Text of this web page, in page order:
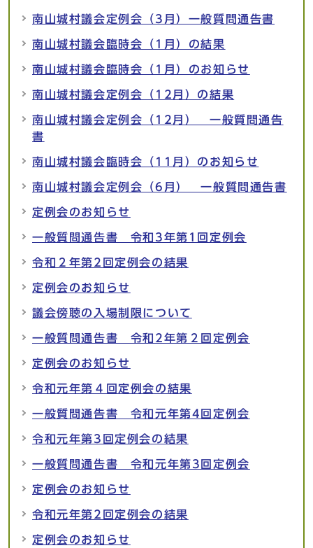
南山城村議会定例会（3月）一般質問通告書
南山城村議会臨時会（1月）の結果
南山城村議会臨時会（1月）のお知らせ
南山城村議会定例会（12月）の結果
南山城村議会定例会（12月） 一般質問通告
書
南山城村議会臨時会（11月）のお知らせ
南山城村議会定例会（6月） 一般質問通告書
定例会のお知らせ
一般質問通告書 令和3年第1回定例会
令和２年第2回定例会の結果
定例会のお知らせ
議会傍聴の入場制限について
一般質問通告書 令和2年第２回定例会
定例会のお知らせ
令和元年第４回定例会の結果
一般質問通告書 令和元年第4回定例会
令和元年第3回定例会の結果
一般質問通告書 令和元年第3回定例会
定例会のお知らせ
令和元年第2回定例会の結果
定例会のお知らせ